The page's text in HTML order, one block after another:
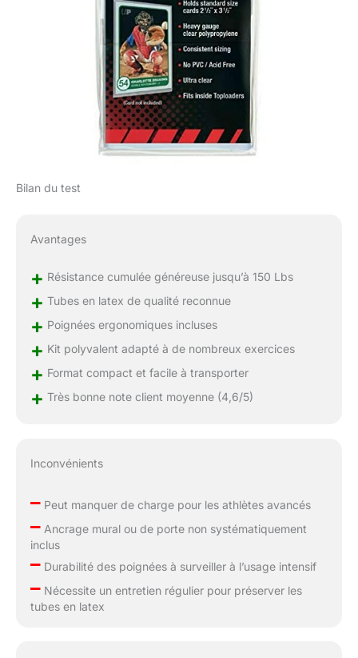
Bilan du test
Avantages
+ Résistance cumulée généreuse jusqu’à 150 Lbs
+ Tubes en latex de qualité reconnue
+ Poignées ergonomiques incluses
+ Kit polyvalent adapté à de nombreux exercices
+ Format compact et facile à transporter
+ Très bonne note client moyenne (4,6/5)
Inconvénients
–Peut manquer de charge pour les athlètes avancés
–Ancrage mural ou de porte non systématiquement
inclus
–Durabilité des poignées à surveiller à l’usage intensif
–Nécessite un entretien régulier pour préserver les
tubes en latex